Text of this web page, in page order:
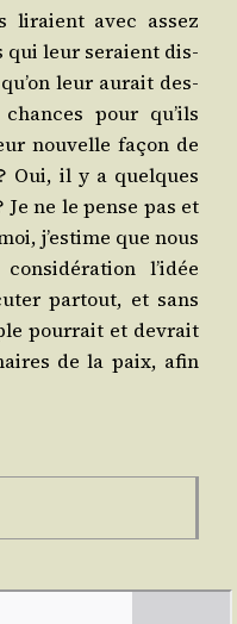
liraient avec assez
qui leur seraient dis­
leur aurait des­
pour qu’ils
nou­velle façon de
Oui, il y a quelques
ne le pense pas et
j’estime que nous
l’idée
par­tout, et sans
pour­rait et devrait
de la paix, afin